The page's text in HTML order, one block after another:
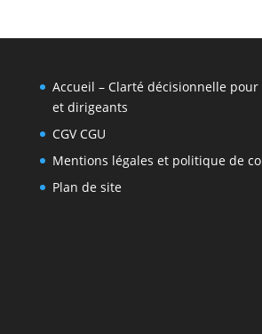
Accueil – Clarté décisionnelle
et dirigeants
CGV CGU
Mentions légales et politique de
Plan de site